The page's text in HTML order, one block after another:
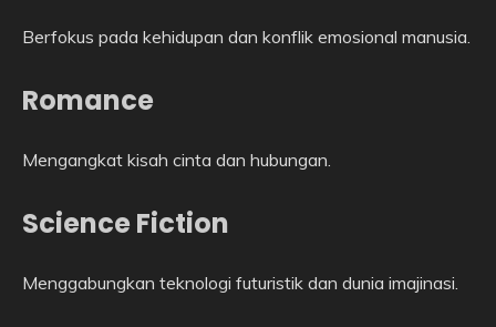
Berfokus pada kehidupan dan konflik emosional manusia.
Romance
Mengangkat kisah cinta dan hubungan.
Science Fiction
Menggabungkan teknologi futuristik dan dunia imajinasi.